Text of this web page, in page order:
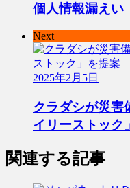
個人情報漏えい
Next
2025年2月5日
クラダシが災害
イリーストック
関連する記事